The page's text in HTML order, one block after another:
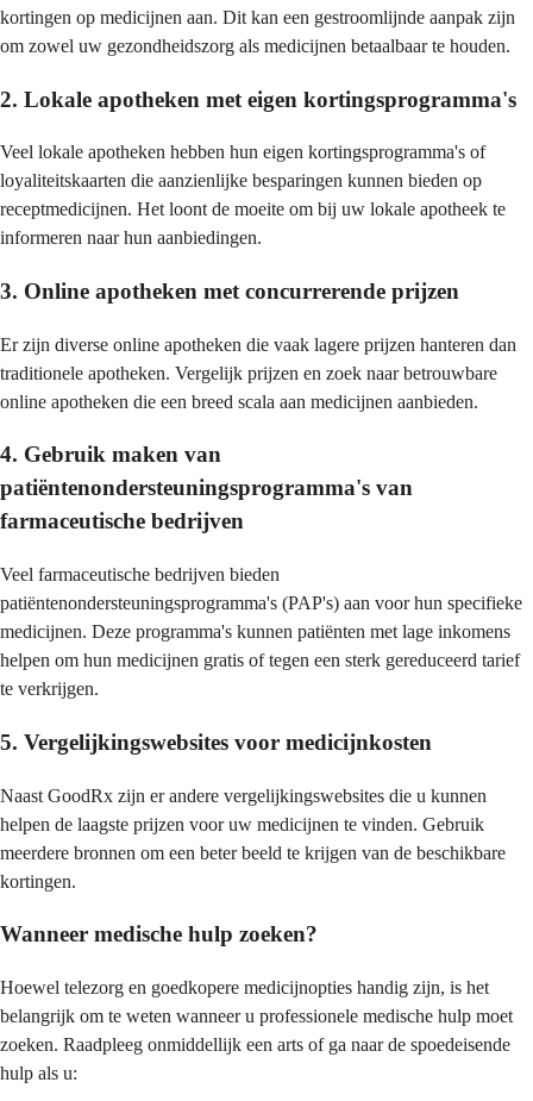
kortingen op medicijnen aan. Dit kan een gestroomlijnde aanpak zijn
om zowel uw gezondheidszorg als medicijnen betaalbaar te houden.
2. Lokale apotheken met eigen kortingsprogramma's
Veel lokale apotheken hebben hun eigen kortingsprogramma's of
loyaliteitskaarten die aanzienlijke besparingen kunnen bieden op
receptmedicijnen. Het loont de moeite om bij uw lokale apotheek te
informeren naar hun aanbiedingen.
3. Online apotheken met concurrerende prijzen
Er zijn diverse online apotheken die vaak lagere prijzen hanteren dan
traditionele apotheken. Vergelijk prijzen en zoek naar betrouwbare
online apotheken die een breed scala aan medicijnen aanbieden.
4. Gebruik maken van
patiëntenondersteuningsprogramma's van
farmaceutische bedrijven
Veel farmaceutische bedrijven bieden
patiëntenondersteuningsprogramma's (PAP's) aan voor hun specifieke
medicijnen. Deze programma's kunnen patiënten met lage inkomens
helpen om hun medicijnen gratis of tegen een sterk gereduceerd tarief
te verkrijgen.
5. Vergelijkingswebsites voor medicijnkosten
Naast GoodRx zijn er andere vergelijkingswebsites die u kunnen
helpen de laagste prijzen voor uw medicijnen te vinden. Gebruik
meerdere bronnen om een beter beeld te krijgen van de beschikbare
kortingen.
Wanneer medische hulp zoeken?
Hoewel telezorg en goedkopere medicijnopties handig zijn, is het
belangrijk om te weten wanneer u professionele medische hulp moet
zoeken. Raadpleeg onmiddellijk een arts of ga naar de spoedeisende
hulp als u: